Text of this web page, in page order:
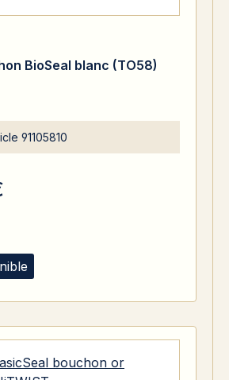
BioSeal blanc (TO58)
91105810